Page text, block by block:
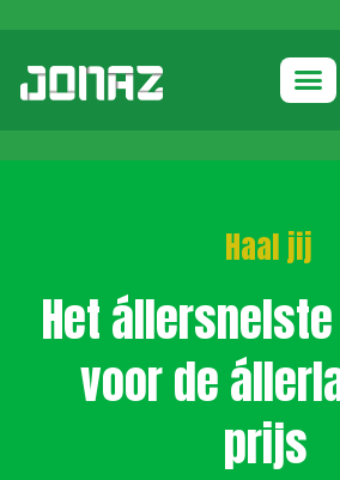
Haal jij
Het
voor de
prijs